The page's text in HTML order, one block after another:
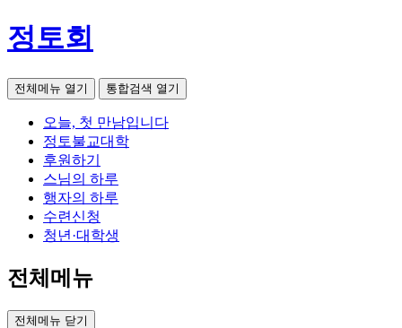
정토회
전체메뉴 열기 통합검색 열기
오늘, 첫 만남입니다
정토불교대학
후원하기
스님의 하루
행자의 하루
수련신청
청년·대학생
전체메뉴
전체메뉴 닫기